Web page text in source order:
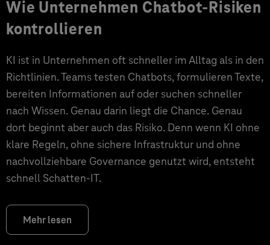
Wie Unternehmen Chatbot-Risiken
kontrollieren
KI ist in Unternehmen oft schneller im Alltag als in den
Richtlinien. Teams testen Chatbots, formulieren Texte,
bereiten Informationen auf oder suchen schneller
nach Wissen. Genau darin liegt die Chance. Genau
dort beginnt aber auch das Risiko. Denn wenn KI ohne
klare Regeln, ohne sichere Infrastruktur und ohne
nachvollziehbare Governance genutzt wird, entsteht
schnell Schatten-IT.
Mehr lesen